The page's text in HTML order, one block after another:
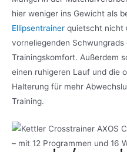
hier weniger ins Gewicht als
Ellipsentrainer quietscht nicht
vorneliegenden
Trainingskomfort. Außerdem
einen ruhigeren Lauf und die
Halterung für mehr
Training.